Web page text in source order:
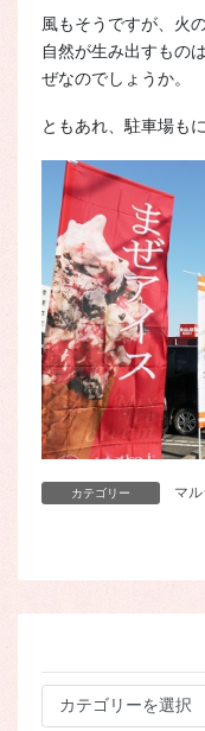
風もそうですが、火
自然が生み出すもの
ぜなのでしょうか。
ともあれ、駐車場も
カテゴリー マ